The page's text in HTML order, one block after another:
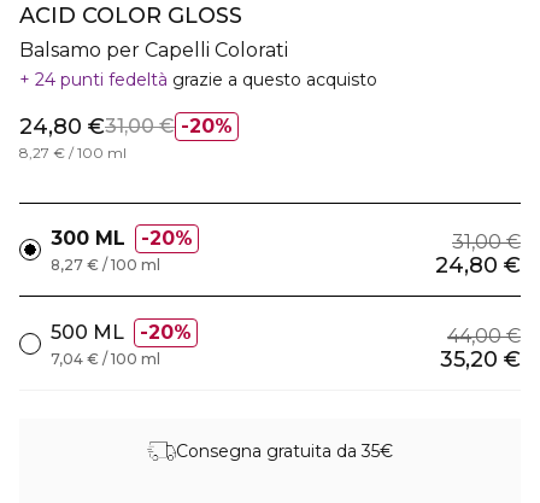
ACID COLOR GLOSS
Balsamo per Capelli Colorati
24 punti fedeltà grazie a questo acquisto
20%
24,80 €31,00 €
8,27 € / 100 ml
300 ML 20% 31,00 €
24,80 €
8,27 € / 100 ml
500 ML 20% 44,00 €
35,20 €
7,04 € / 100 ml
Consegna gratuita da 35€